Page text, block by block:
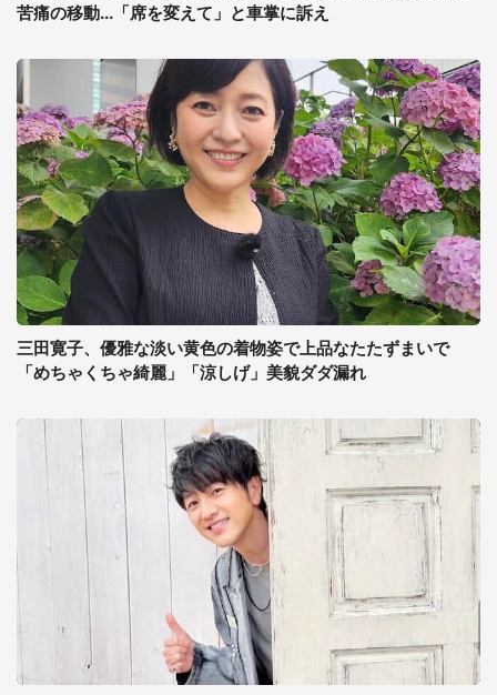
苦痛の移動...「席を変えて」と車掌に訴え
三田寛子、優雅な淡い黄色の着物姿で上品なたたずまいで
「めちゃくちゃ綺麗」「涼しげ」美貌ダダ漏れ